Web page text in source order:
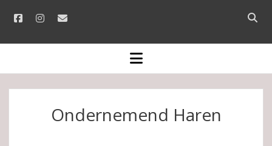
facebookinstagram
email
Open
bar
open
menu
Ondernemend Haren